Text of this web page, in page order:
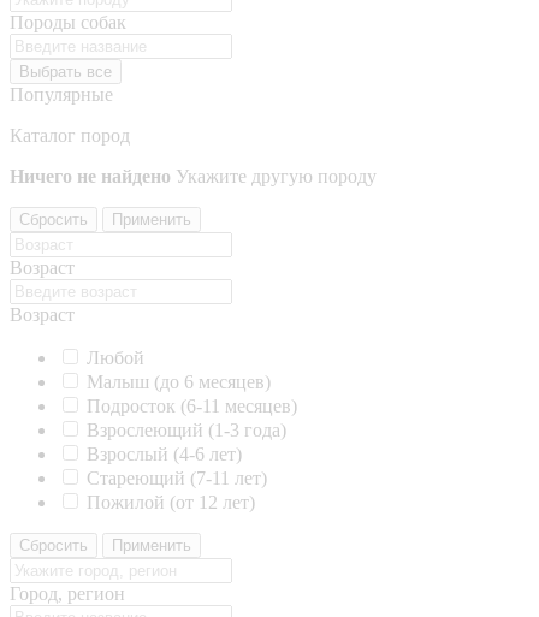
Породы собак
Выбрать все
Популярные
Каталог пород
Ничего не найдено Укажите другую породу
Сбросить Применить
Возраст
Возраст
Любой
Малыш (до 6 месяцев)
Подросток (6-11 месяцев)
Взрослеющий (1-3 года)
Взрослый (4-6 лет)
Стареющий (7-11 лет)
Пожилой (от 12 лет)
Сбросить Применить
Город, регион